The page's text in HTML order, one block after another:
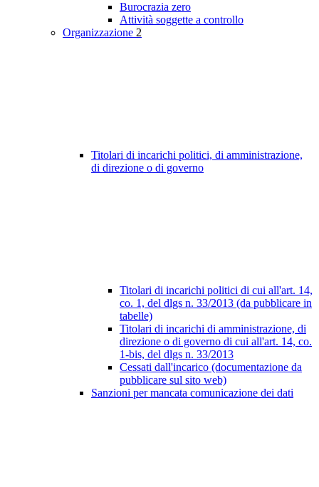
Burocrazia zero
Attività soggette a controllo
Organizzazione 2
Titolari di incarichi politici, di amministrazione,
di direzione o di governo
Titolari di incarichi politici di cui all'art. 14,
co. 1, del dlgs n. 33/2013 (da pubblicare in
tabelle)
Titolari di incarichi di amministrazione, di
direzione o di governo di cui all'art. 14, co.
1-bis, del dlgs n. 33/2013
Cessati dall'incarico (documentazione da
pubblicare sul sito web)
Sanzioni per mancata comunicazione dei dati